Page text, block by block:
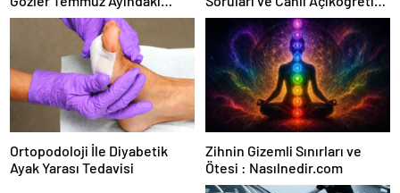
Karar Duruşmasına Çevrildi
Forumu Burada
Ortopodoloji İle Diyabetik
Ayak Yarası Tedavisi
Zihnin Gizemli Sınırları ve
Ötesi : Nasılnedir.com